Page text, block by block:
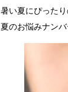
暑い夏にぴった
夏のお悩みナンバ